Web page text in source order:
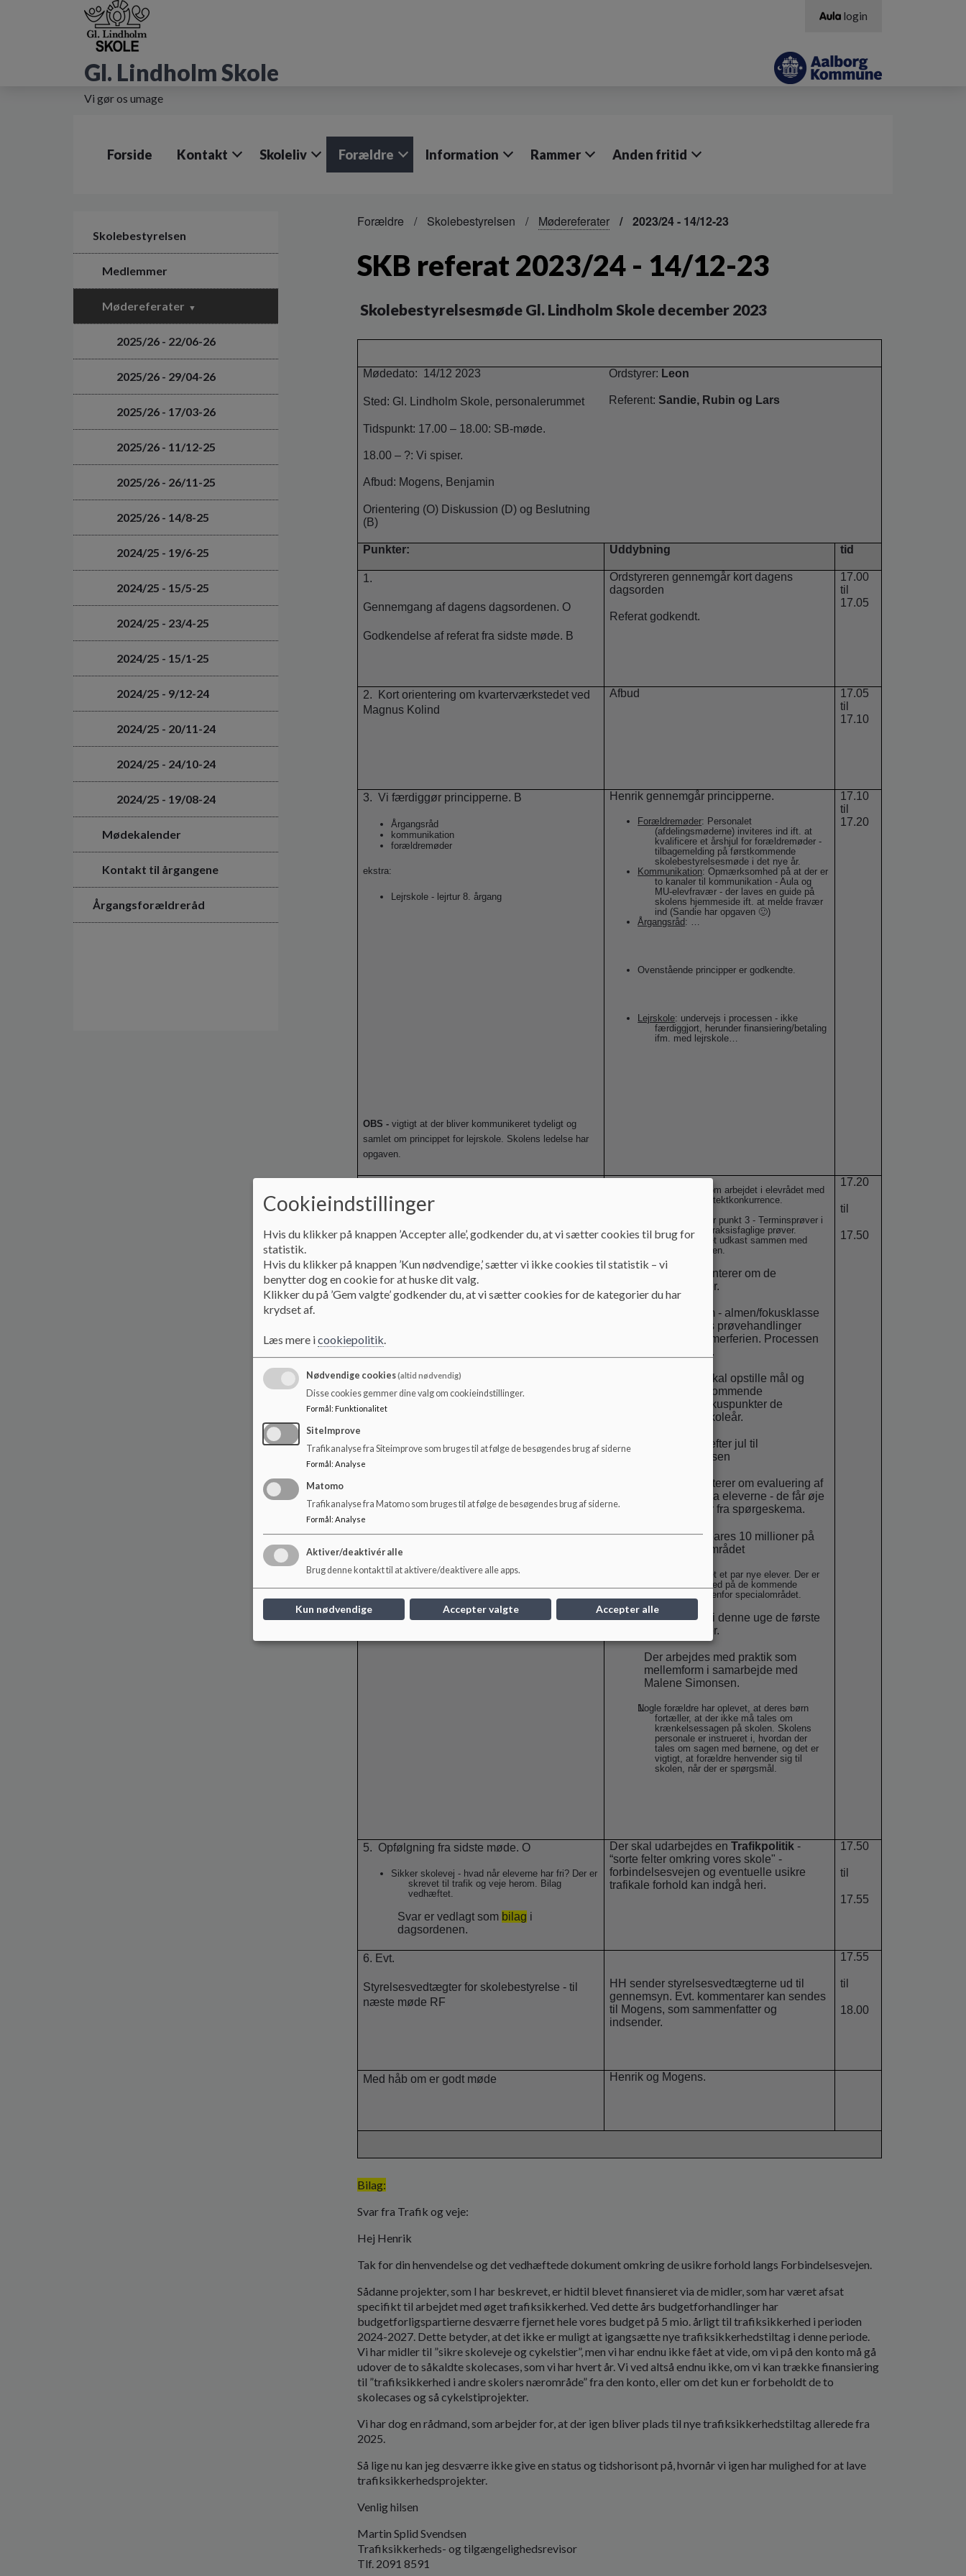
Gl. Lindholm Skole
Vi gør os umage
login
Forside Kontakt Skoleliv Forældre Information Rammer Anden fritid
Skolebestyrelsen
Medlemmer
Mødereferater
2025/26 - 22/06-26
2025/26 - 29/04-26
2025/26 - 17/03-26
2025/26 - 11/12-25
2025/26 - 26/11-25
2025/26 - 14/8-25
2024/25 - 19/6-25
2024/25 - 15/5-25
2024/25 - 23/4-25
2024/25 - 15/1-25
2024/25 - 9/12-24
2024/25 - 20/11-24
2024/25 - 24/10-24
2024/25 - 19/08-24
Mødekalender
Kontakt til årgangene
Årgangsforældreråd
Forældre Skolebestyrelsen Mødereferater 2023/24 - 14/12-23
SKB referat 2023/24 - 14/12-23
Skolebestyrelsesmøde Gl. Lindholm Skole december 2023
Mødedato: 14/12 2023
Sted: Gl. Lindholm Skole, personalerummet
Tidspunkt: 17.00 – 18.00: SB-møde.
18.00 – ?: Vi spiser.
Afbud: Mogens, Benjamin
Orientering (O) Diskussion (D) og Beslutning
(B)
Ordstyrer: Leon
Referent:Sandie, Rubin og Lars
Punkter: Uddybning tid
1.
Gennemgang af dagens dagsordenen. O
Godkendelse af referat fra sidste møde. B
Ordstyreren gennemgår kort dagens
dagsorden
Referat godkendt.
17.00
til
17.05
2.
Kort orientering om kvarterværkstedet ved
Magnus Kolind
Afbud
17.05
til
17.10
3. Vi færdiggør principperne. B
Årgangsråd
kommunikation
forældremøder
ekstra:
Lejrskole - lejrtur 8. årgang
OBS -vigtigt at der bliver kommunikeret tydeligt og
samlet om princippet for lejrskole. Skolens ledelse har
opgaven.
Henrik gennemgår principperne.
Forældremøder: Personalet
(afdelingsmøderne) inviteres ind ift. at
kvalificere et årshjul for forældremøder -
tilbagemelding på førstkommende
skolebestyrelsesmøde i det nye år.
Kommunikation: Opmærksomhed på at der er
to kanaler til kommunikation - Aula og
MU-elevfravær - der laves en guide på
skolens hjemmeside ift. at melde fravær
ind (Sandie har opgaven 🙂)
Årgangsråd : …
Ovenstående principper er godkendte.
Lejrskole: undervejs i processen - ikke
færdiggjort, herunder finansiering/betaling
ifm. med lejrskole…
17.10
til
17.20
Elevråd (fravær og arkitektkonkurrence)
Skole
Ledelsen
princip for bad og omklædning
fokusklasser
mellemformer
strategisk handleplan
Specialklasserne
Forældre
Henrik orienterer om arbejdet i elevrådet med
fravær og arkitektkonkurrence.
Se afdelingsmøder punkt 3 - Terminsprøver i
uge 3, samt praksisfaglige prøver.
a. ledelsen laver et udkast sammen med
Helle Mortensen.
b. Henrik orienterer om de
specialklasser.
c. mellemform - almen/fokusklasse
der skal laves prøvehandlinger
henover sommerferien. Processen
løber i foråret.
d. Ledelsen skal opstille mål og
beskrive de kommende
handlinger/fokuspunkter de
kommende skoleår.
e. udleveres efter jul til
skolebestyrelsen
f. Rubin orienterer om evaluering af
co-teaching fra eleverne - de får øje
på - resultater fra spørgeskema.
g. Der skal spares 10 millioner på
rengøring - området
Der er lige kommet et par nye elever. Der er
opmærksomhed på de kommende
ændringer indenfor specialområdet.
Der afholdes i denne uge de første
Aalborgprøver.
Der arbejdes med praktik som
mellemform i samarbejde med
Malene Simonsen.
Nogle forældre har oplevet, at deres børn
fortæller, at der ikke må tales om
krænkelsessagen på skolen. Skolens
personale er instrueret i, hvordan der
tales om sagen med børnene, og det er
vigtigt, at forældre henvender sig til
skolen, når der er spørgsmål.
17.20
til
17.50
5. Opfølgning fra sidste møde. O
Sikker skolevej - hvad når eleverne har fri? Der er
skrevet til trafik og veje herom. Bilag
vedhæftet.
Svar er vedlagt som bilag i
dagsordenen.
Der skal udarbejdes enTrafikpolitik -
“sorte felter omkring vores skole" -
forbindelsesvejen og eventuelle usikre
trafikale forhold kan indgå heri.
17.50
til
17.55
6. Evt.
Styrelsesvedtægter for skolebestyrelse - til
næste møde RF
HH sender styrelsesvedtægterne ud til
gennemsyn. Evt. kommentarer kan sendes
til Mogens, som sammenfatter og
indsender.
17.55
til
18.00
Med håb om er godt møde Henrik og Mogens.
Bilag:
Svar fra Trafik og veje:
Hej Henrik
Tak for din henvendelse og det vedhæftede dokument omkring de usikre forhold langs Forbindelsesvejen.
Sådanne projekter, som I har beskrevet, er hidtil blevet finansieret via de midler, som har været afsat
specifikt til arbejdet med øget trafiksikkerhed. Ved dette års budgetforhandlinger har
budgetforligspartierne desværre fjernet hele vores budget på 5 mio. årligt til trafiksikkerhed i perioden
2024-2027. Dette betyder, at det ikke er muligt at igangsætte nye trafiksikkerhedstiltag i denne periode.
Vi har midler til ”sikre skoleveje og cykelstier”, men vi har endnu ikke fået at vide, om vi på den konto må gå
udover de to såkaldte skolecases, som vi har hvert år. Vi ved altså endnu ikke, om vi kan trække finansiering
til ”trafiksikkerhed i andre skolers nærområde” fra den konto, eller om det kun er forbeholdt de to
skolecases og så cykelstiprojekter.
Vi har dog en rådmand, som arbejder for, at der igen bliver plads til nye trafiksikkerhedstiltag allerede fra
2025.
Så lige nu kan jeg desværre ikke give en status og tidshorisont på, hvornår vi igen har mulighed for at lave
trafiksikkerhedsprojekter.
Venlig hilsen
Martin Splid Svendsen
Trafiksikkerheds- og tilgængelighedsrevisor
Tlf. 2091 8591
Cookieindstillinger
Hvis du klikker på knappen ’Accepter alle’, godkender du, at vi sætter cookies til brug for
statistik.
Hvis du klikker på knappen ’Kun nødvendige,’ sætter vi ikke cookies til statistik – vi
benytter dog en cookie for at huske dit valg.
Klikker du på ’Gem valgte’ godkender du, at vi sætter cookies for de kategorier du har
krydset af.
Læs mere icookiepolitik.
Nødvendige cookies(altid nødvendig)
Disse cookies gemmer dine valg om cookieindstillinger.
Formål : Funktionalitet
SiteImprove
Trafikanalyse fra Siteimprove som bruges til at følge de besøgendes brug af siderne
Formål : Analyse
Matomo
Trafikanalyse fra Matomo som bruges til at følge de besøgendes brug af siderne.
Formål: Analyse
Aktiver/deaktivér alle
Brug denne kontakt til at aktivere/deaktivere alle apps.
Kun nødvendige Accepter valgte Accepter alle